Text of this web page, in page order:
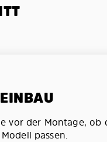
vor der Montage, ob
passen.